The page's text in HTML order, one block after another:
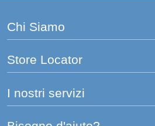
Chi Siamo
Store Locator
I nostri servizi